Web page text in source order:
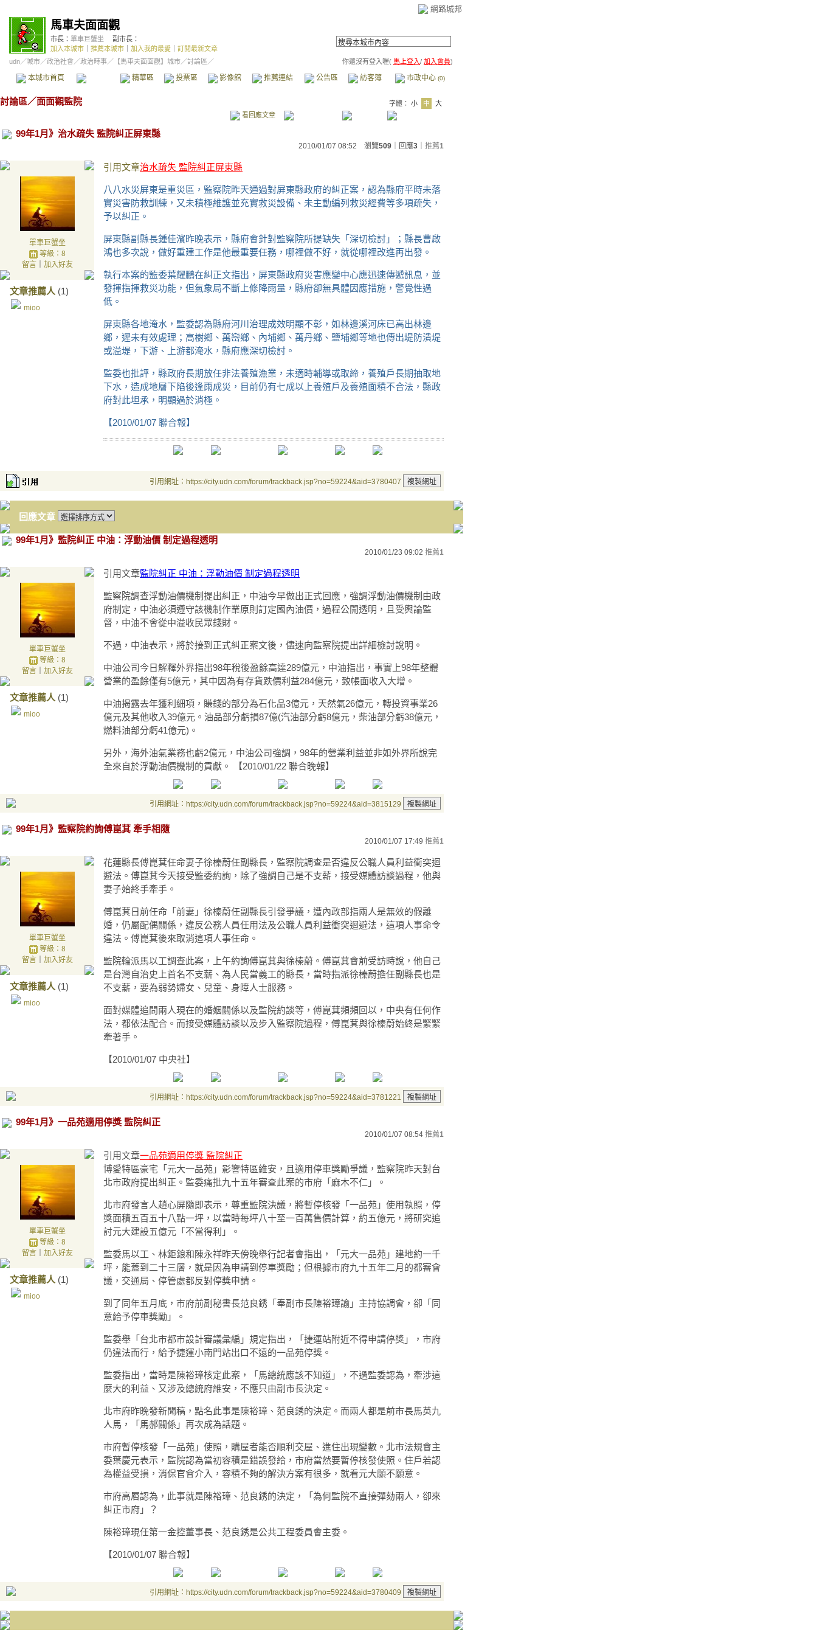
網路城邦
馬車夫面面觀
市長： 單車巨蟹坐
副市長：
加入本城市
推薦本城市 加入我的最愛
訂閱最新文章
udn／城市／政治社會 ／政治時事／ 【馬車夫面面觀】城市／討論區／ 你還沒有登入喔( 馬上登入/ 加入會員)
本城市首頁 精華區 投票區 影像館 推薦連結 公告區 訪客簿 市政中心 (0)
討論區／面面觀監院 字體： 小 中
大
看回應文章
99年1月》治水疏失 監院糾正屏東縣
2010/01/07 08:52 瀏覽509 ｜回應3 推薦1
單車巨蟹坐
等級：8
留言｜ 加入好友
文章推薦人 (1)
mioo
引用文章治水疏失 監院糾正屏東縣
八八水災屏東是重災區，監察院昨天通過對屏東縣政府的糾正案，認為縣府平時未落
實災害防救訓練，又未積極維護並充實救災設備、未主動編列救災經費等多項疏失，
予以糾正。
屏東縣副縣長鍾佳濱昨晚表示，縣府會針對監察院所提缺失「深切檢討」；縣長曹啟
鴻也多次說，做好重建工作是他最重要任務，哪裡做不好，就從哪裡改進再出發。
執行本案的監委葉耀鵬在糾正文指出，屏東縣政府災害應變中心應迅速傳遞訊息，並
發揮指揮救災功能，但氣象局不斷上修降雨量，縣府卻無具體因應措施，警覺性過
低。
屏東縣各地淹水，監委認為縣府河川治理成效明顯不彰，如林邊溪河床已高出林邊
鄉，遲未有效處理；高樹鄉、萬巒鄉、內埔鄉、萬丹鄉、鹽埔鄉等地也傳出堤防潰堤
或溢堤，下游、上游都淹水，縣府應深切檢討。
監委也批評，縣政府長期放任非法養殖漁業，未適時輔導或取締，養殖戶長期抽取地
下水，造成地層下陷後逢雨成災，目前仍有七成以上養殖戶及養殖面積不合法，縣政
府對此坦承，明顯過於消極。
【2010/01/07 聯合報】
引用網址：https://city.udn.com/forum/trackback.jsp?no=59224&aid=3780407
回應文章
99年1月》監院糾正 中油：浮動油價 制定過程透明
2010/01/23 09:02 推薦1
單車巨蟹坐
等級：8
留言｜ 加入好友
文章推薦人 (1)
mioo
引用文章監院糾正 中油：浮動油價 制定過程透明
監察院調查浮動油價機制提出糾正，中油今早做出正式回應，強調浮動油價機制由政
府制定，中油必須遵守該機制作業原則訂定國內油價，過程公開透明，且受輿論監
督，中油不會從中溢收民眾錢財。
不過，中油表示，將於接到正式糾正案文後，儘速向監察院提出詳細檢討說明。
中油公司今日解釋外界指出98年稅後盈餘高達289億元，中油指出，事實上98年整體
營業的盈餘僅有5億元，其中因為有存貨跌價利益284億元，致帳面收入大增。
中油揭露去年獲利細項，賺錢的部分為石化品3億元，天然氣26億元，轉投資事業26
億元及其他收入39億元。油品部分虧損87億(汽油部分虧8億元，柴油部分虧38億元，
燃料油部分虧41億元)。
另外，海外油氣業務也虧2億元，中油公司強調，98年的營業利益並非如外界所說完
全來自於浮動油價機制的貢獻。
【2010/01/22 聯合晚報】
引用網址：https://city.udn.com/forum/trackback.jsp?no=59224&aid=3815129
99年1月》監察院約詢傅崑萁 牽手相隨
2010/01/07 17:49 推薦1
單車巨蟹坐
等級：8
留言｜ 加入好友
文章推薦人 (1)
mioo
花蓮縣長傅崑萁任命妻子徐榛蔚任副縣長，監察院調查是否違反公職人員利益衝突迴
避法。傅崑萁今天接受監委約詢，除了強調自己是不支薪，接受媒體訪談過程，他與
妻子始終手牽手。
傅崑萁日前任命「前妻」徐榛蔚任副縣長引發爭議，遭內政部指兩人是無效的假離
婚，仍屬配偶關係，違反公務人員任用法及公職人員利益衝突迴避法，這項人事命令
違法。傅崑萁後來取消這項人事任命。
監院輪派馬以工調查此案，上午約詢傅崑萁與徐榛蔚。傅崑萁會前受訪時說，他自己
是台灣自治史上首名不支薪、為人民當義工的縣長，當時指派徐榛蔚擔任副縣長也是
不支薪，要為弱勢婦女、兒童、身障人士服務。
面對媒體追問兩人現在的婚姻關係以及監院約談等，傅崑萁頻頻回以，中央有任何作
法，都依法配合。而接受媒體訪談以及步入監察院過程，傅崑萁與徐榛蔚始終是緊緊
牽著手。
【2010/01/07 中央社】
引用網址：https://city.udn.com/forum/trackback.jsp?no=59224&aid=3781221
99年1月》一品苑適用停獎 監院糾正
2010/01/07 08:54 推薦1
單車巨蟹坐
等級：8
留言｜ 加入好友
文章推薦人 (1)
mioo
引用文章一品苑適用停獎 監院糾正
博愛特區豪宅「元大一品苑」影響特區維安，且適用停車獎勵爭議，監察院昨天對台
北市政府提出糾正。監委痛批九十五年審查此案的市府「麻木不仁」。
北市府發言人趙心屏隨即表示，尊重監院決議，將暫停核發「一品苑」使用執照，停
獎面積五百五十八點一坪，以當時每坪八十至一百萬售價計算，約五億元，將研究追
討元大建設五億元「不當得利」。
監委馬以工、林鉅鋃和陳永祥昨天傍晚舉行記者會指出，「元大一品苑」建地約一千
坪，能蓋到二十三層，就是因為申請到停車獎勵；但根據市府九十五年二月的都審會
議，交通局、停管處都反對停獎申請。
到了同年五月底，市府前副秘書長范良銹「奉副市長陳裕璋諭」主持協調會，卻「同
意給予停車獎勵」。
監委舉「台北市都市設計審議彙編」規定指出，「捷運站附近不得申請停獎」，市府
仍違法而行，給予捷運小南門站出口不遠的一品苑停獎。
監委指出，當時是陳裕璋核定此案，「馬總統應該不知道」，不過監委認為，牽涉這
麼大的利益、又涉及總統府維安，不應只由副市長決定。
北市府昨晚發新聞稿，點名此事是陳裕璋、范良銹的決定。而兩人都是前市長馬英九
人馬，「馬郝關係」再次成為話題。
市府暫停核發「一品苑」使照，購屋者能否順利交屋、進住出現變數。北市法規會主
委葉慶元表示，監院認為當初容積是錯誤發給，市府當然要暫停核發使照。住戶若認
為權益受損，消保官會介入，容積不夠的解決方案有很多，就看元大願不願意。
市府高層認為，此事就是陳裕璋、范良銹的決定，「為何監院不直接彈劾兩人，卻來
糾正市府」？
陳裕璋現任第一金控董事長、范良銹是公共工程委員會主委。
【2010/01/07 聯合報】
引用網址：https://city.udn.com/forum/trackback.jsp?no=59224&aid=3780409